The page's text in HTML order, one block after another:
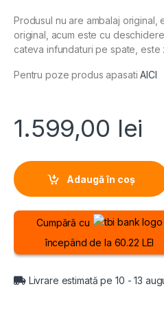
Produsul nu are ambalaj
original, acum este cu
cateva infundaturi pe spate,
Pentru poze produs apasatiAICI
1.599,00 lei
Adaugă în coș
Cumpără cu
începând de la 60.22 LEI
Livrare estimată pe 10 - 13